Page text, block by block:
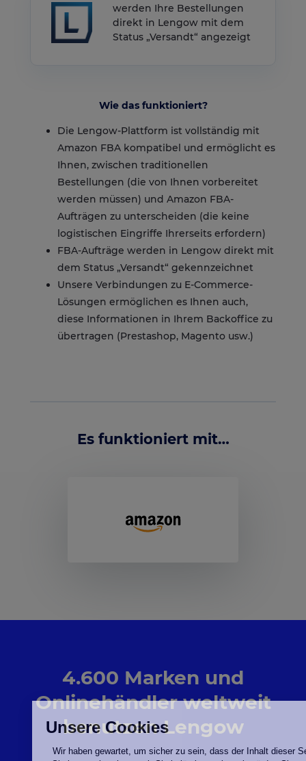
Unsere Cookies
Wir haben gewartet, um sicher zu sein, dass der
werden Ihre Bestellungen
direkt in Lengow mit dem
Status „Versandt“ angezeigt
Wie das funktioniert?
Die Lengow-Plattform ist vollständig mit
Amazon FBA kompatibel und ermöglicht es
Ihnen, zwischen traditionellen
Bestellungen (die von Ihnen vorbereitet
werden müssen) und Amazon FBA-
Aufträgen zu unterscheiden (die keine
logistischen Eingriffe Ihrerseits erfordern)
FBA-Aufträge werden in Lengow direkt mit
dem Status „Versandt“ gekennzeichnet
Unsere Verbindungen zu E-Commerce-
Lösungen ermöglichen es Ihnen auch,
diese Informationen in Ihrem Backoffice zu
übertragen (Prestashop, Magento usw.)
Es funktioniert mit…
4.600 Marken und
Onlinehändler weltweit
benutzen Lengow